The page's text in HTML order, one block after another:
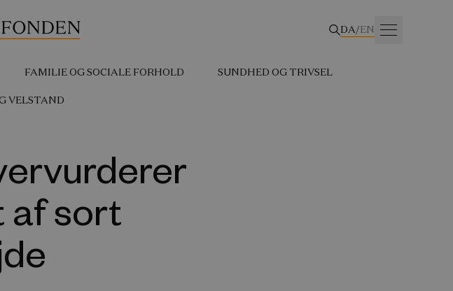
DA/EN
FAMILIE OG SOCIALE FORHOLD SUNDHED OG TRIVSEL
VELSTAND
af sort